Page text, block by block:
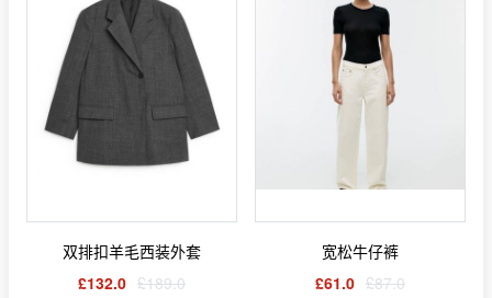
双排扣羊毛西装外套
£132.0 £189.0
宽松牛仔裤
£61.0 £87.0